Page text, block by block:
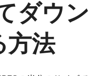
ダウン
方法